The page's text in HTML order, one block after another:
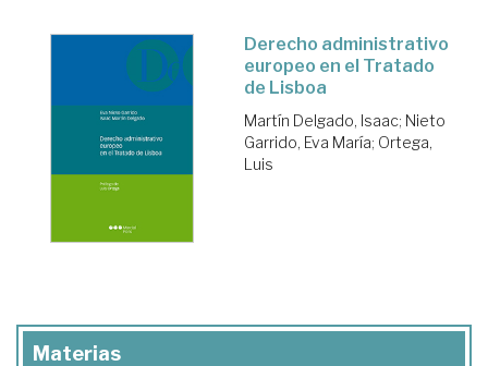
Derecho administrativo
europeo en el Tratado
de Lisboa
Martín Delgado, Isaac; Nieto
Garrido, Eva María; Ortega,
Luis
Materias